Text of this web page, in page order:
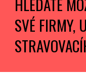
SVÉ FIRMY,